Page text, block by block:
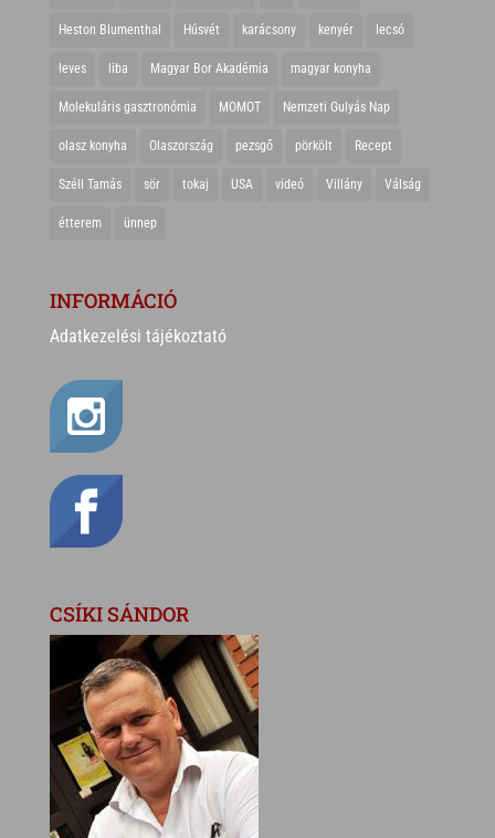
Heston Blumenthal Húsvét karácsony kenyér lecsó
leves liba Magyar Bor Akadémia magyar konyha
Molekuláris gasztronómia MOMOT Nemzeti Gulyás Nap
olasz konyha Olaszország pezsgő pörkölt Recept
Széll Tamás sör tokaj USA videó Villány Válság
étterem ünnep
INFORMÁCIÓ
Adatkezelési tájékoztató
CSÍKI SÁNDOR